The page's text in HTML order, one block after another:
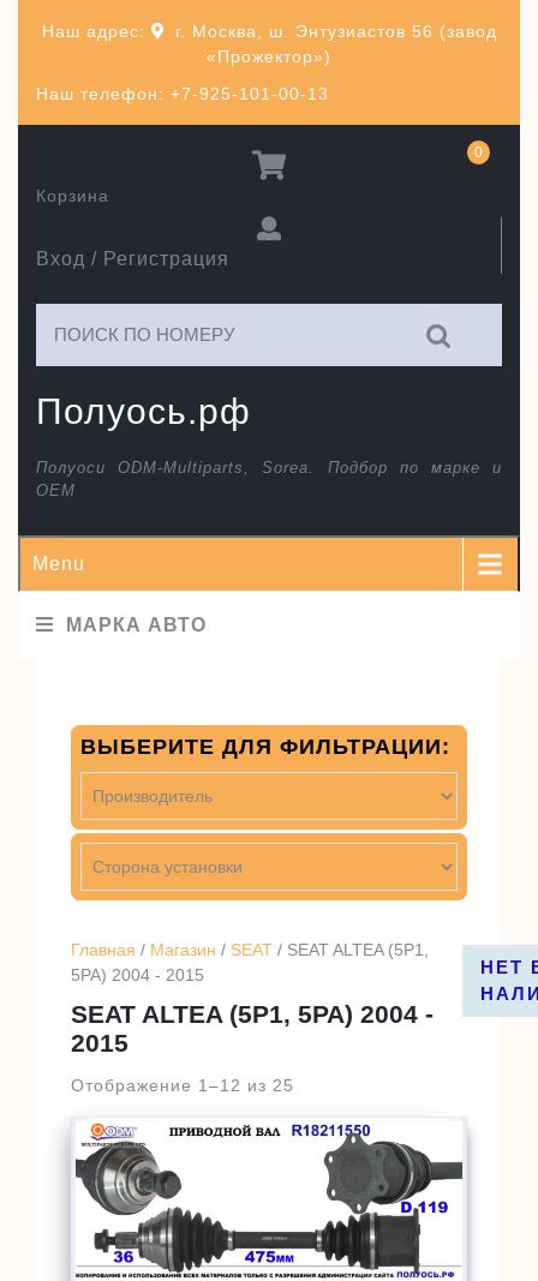
Наш телефон: +7-925-101-00-13
Наш адрес:
г. Москва, ш. Энтузиастов 56 (завод
«Прожектор»)
Полуось.рф
Полуоси ODM-Multiparts, Sorea. Подбор по марке и
ОЕМ
Вход / Регистрация
Корзина
0
Menu
МАРКА АВТО
Главная / Магазин / SEAT / SEAT ALTEA (5P1,
5PA) 2004 - 2015
SEAT ALTEA (5P1, 5PA) 2004 -
2015
Отображение 1–12 из 25
НЕТ
НЕТ
НЕТ
НЕТ
ВЫБЕРИТЕ ДЛЯ ФИЛЬТРАЦИИ: